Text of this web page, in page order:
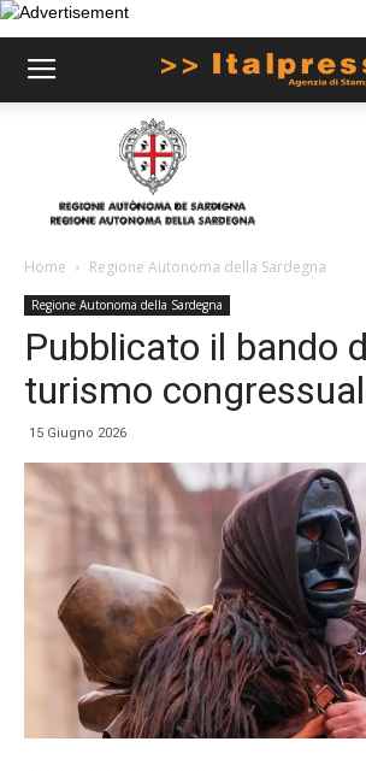
Home Regione Autonoma della Sardegna
Regione Autonoma della Sardegna
Pubblicato il bando
turismo
15 Giugno 2026